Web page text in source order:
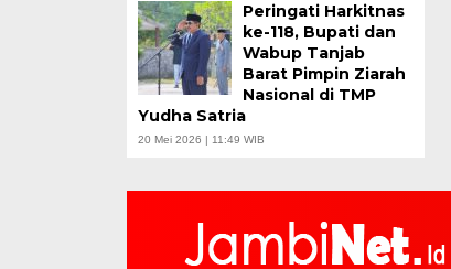
Peringati Harkitnas
ke-118, Bupati dan
Wabup Tanjab
Barat Pimpin Ziarah
Nasional di TMP
Yudha Satria
20 Mei 2026 | 11:49 WIB